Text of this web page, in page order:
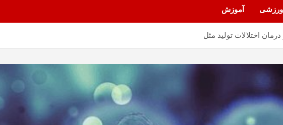
ورزشی آموزش
اختلالات تولید مثل